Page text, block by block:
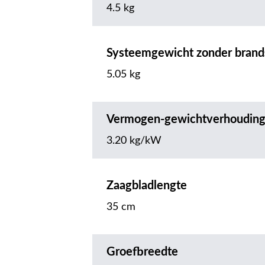
4.5 kg
Systeemgewicht zonder
5.05 kg
Vermogen-gewichtverhouding
3.20 kg/kW
Zaagbladlengte
35 cm
Groefbreedte